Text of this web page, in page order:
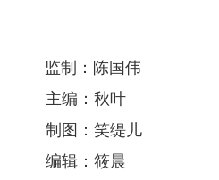
监制：陈国伟
主编：秋叶
制图：笑缇儿
编辑：筱晨